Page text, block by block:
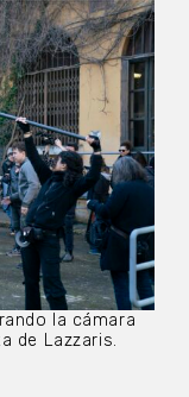
la cámara
de Lazzaris.